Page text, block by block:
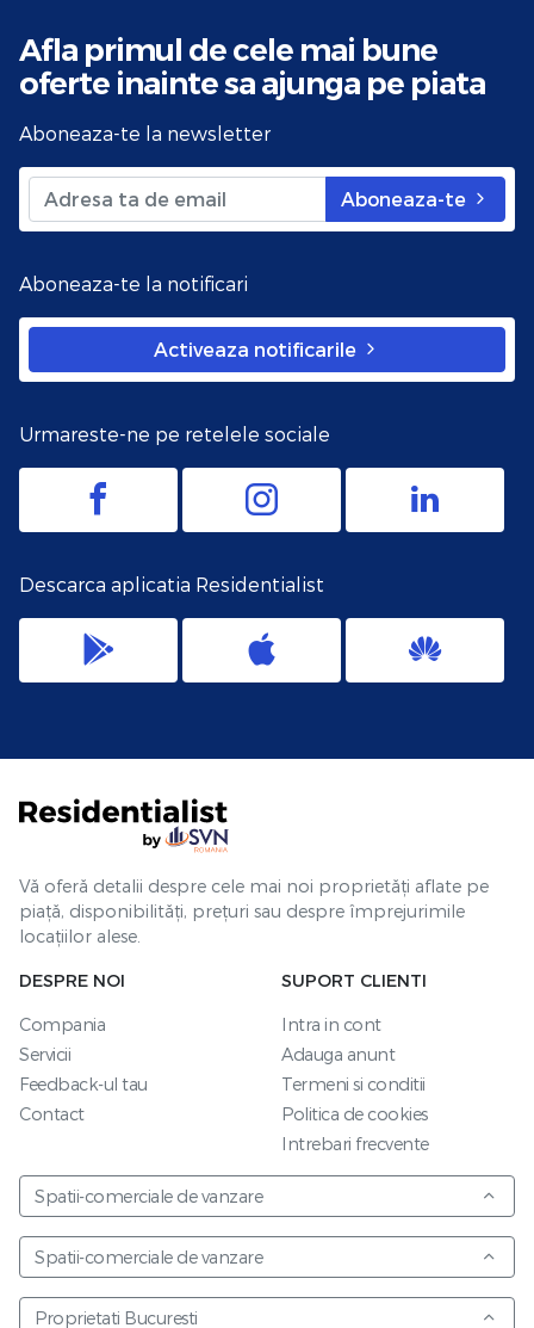
Afla primul de cele mai bune
oferte inainte sa ajunga pe piata
Aboneaza-te la newsletter
Aboneaza-te
Aboneaza-te la notificari
Activeaza notificarile
Urmareste-ne pe retelele sociale
Descarca aplicatia Residentialist
Vă oferă detalii despre cele mai noi proprietăți aflate pe
piață, disponibilități, prețuri sau despre împrejurimile
locațiilor alese.
DESPRE NOI
Compania
Servicii
Feedback-ul tau
Contact
SUPORT CLIENTI
Intra in cont
Adauga anunt
Termeni si conditii
Politica de cookies
Intrebari frecvente
Spatii-comerciale de vanzare
Spatii-comerciale de vanzare
Proprietati Bucuresti